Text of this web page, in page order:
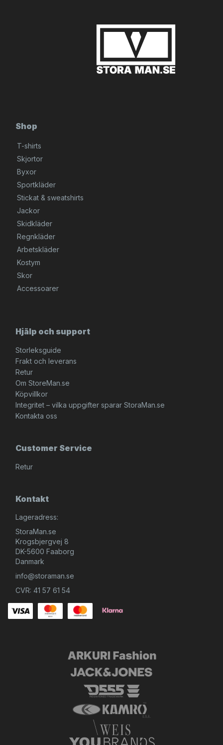
Shop
T-shirts
Skjortor
Byxor
Sportkläder
Stickat & sweatshirts
Jackor
Skidkläder
Regnkläder
Arbetskläder
Kostym
Skor
Accessoarer
Hjälp och support
Storleksguide
Frakt och leverans
Retur
Om StoreMan.se
Köpvillkor
Integritet – vilka uppgifter sparar StoraMan.se
Kontakta oss
Customer Service
Retur
Kontakt
Lageradress:
StoraMan.se
Krogsbjergvej 8
DK-5600 Faaborg
Danmark
info@storaman.se
CVR: 41 57 61 54